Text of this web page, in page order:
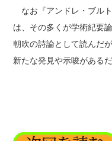
なお『アンドレ・ブル
は、その多くが学術紀要
朝吹の詩論として読んだ
新たな発見や示唆がある